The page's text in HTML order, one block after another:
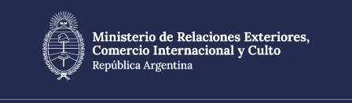
contenido
principal